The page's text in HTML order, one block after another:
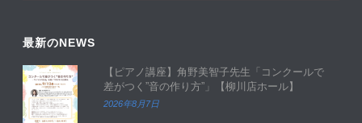
最新のNEWS
【ピアノ講座】角野美智子先生「コンクールで
差がつく”音の作り方”」【柳川店ホール】
2026年8月7日